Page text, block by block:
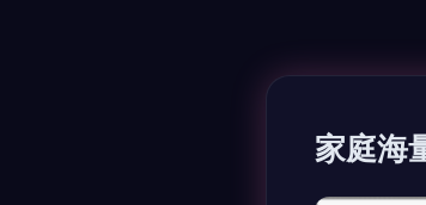
家庭海